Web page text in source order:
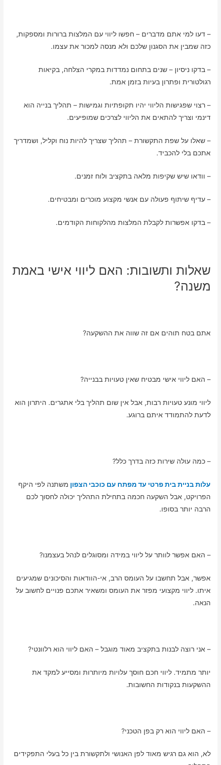
– דעו למי אתם מדברים – חפשו ליווי עם המלצות ברורות ומספקות,
כזה שמבין את הסגנון שלכם ולא מנסה למכור את עצמו.
– בדקו ניסיון – שנים בתחום נמדדות במקרי הצלחה, בקיאות
רגולטורית ופתרון בעיות בזמן אמת.
– רצוי שפגישות הליווי יהיו תקופתיות וגמישות – תהליך בנייה הוא
דינמי וצריך להתאים את הליווי לצרכים שמופיעים.
– שאלו על שפת התקשורת – תהליך שצריך להיות נוח וקליל, ושמדריך
אתכם בלי להכביד.
– וודאו שיש שקיפות מלאה בתקציב ולוח זמנים.
– עדיף שיתוף פעולה עם אנשי מקצוע מוכרים ומבטיחים.
– בדקו אפשרות לקבלת המלצות מהלקוחות הקודמים.
שאלות ותשובות: האם ליווי אישי באמת
משנה?
אתם בטח תוהים אם זה שווה את ההשקעה?
– האם ליווי אישי מבטיח שאין טעויות בבנייה?
ליווי מונע טעויות רבות, אבל אין שום תהליך בלי אתגרים. היתרון הוא
לדעת להתמודד איתם ברוגע.
– כמה עולה שירות כזה בדרך כלל?
עלות בניית בית פרטי עד מפתח עם כוכבי הצפון משתנה לפי היקף
הפרויקט, אבל השקעה חכמה בתחילת התהליך יכולה לחסוך לכם
הרבה יותר בסופו.
– האם אפשר לוותר על ליווי במידה ומסוגלים לנהל בעצמנו?
אפשר, אבל תחשבו על העומס הרב, אי-הוודאות והסיכונים שמגיעים
איתו. ליווי מקצועי מפזר את העומס ומשאיר אתכם פנויים לחשוב על
הנאה.
– אני רוצה לבנות בתקציב מאוד מוגבל – האם ליווי הוא רלוונטי?
יותר מתמיד. ליווי חכם חוסך עלויות מיותרות ומסייע למקד את
ההשקעות בנקודות החשובות.
– האם ליווי הוא רק בפן הטכני?
לא, הוא גם רגיש מאוד לפן האנושי ולתקשורת בין כל בעלי התפקידים